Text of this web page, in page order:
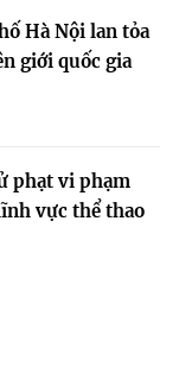
Hà Nội lan tỏa
giới quốc gia
phạt vi phạm
vực thể thao